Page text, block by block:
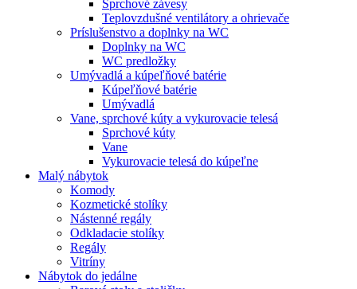
Sprchové závesy
Teplovzdušné ventilátory a ohrievače
Príslušenstvo a doplnky na WC
Doplnky na WC
WC predložky
Umývadlá a kúpeľňové batérie
Kúpeľňové batérie
Umývadlá
Vane, sprchové kúty a vykurovacie telesá
Sprchové kúty
Vane
Vykurovacie telesá do kúpeľne
Malý nábytok
Komody
Kozmetické stolíky
Nástenné regály
Odkladacie stolíky
Regály
Vitríny
Nábytok do jedálne